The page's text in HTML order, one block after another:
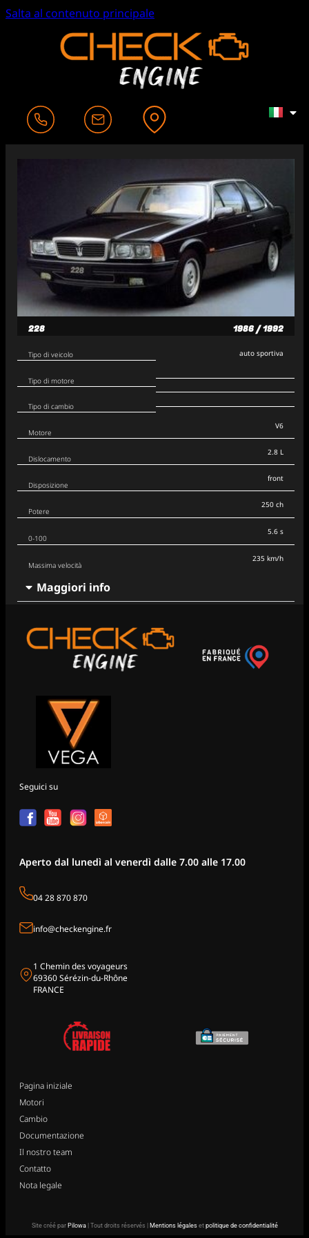
Salta al contenuto principale
228 1986 / 1992
Tipo di veicolo
Tipo di motore
Tipo di cambio
auto sportiva
Motore
Dislocamento
Disposizione
V6
2.8 L
front
Potere
0-100
Massima velocità
250 ch
5.6 s
235 km/h
Maggiori info
Seguici su
Aperto dal lunedì al venerdì dalle 7.00 alle 17.00
04 28 870 870
info@checkengine.fr
1 Chemin des voyageurs
69360 Sérézin-du-Rhône
FRANCE
Pagina iniziale
Motori
Cambio
Documentazione
Il nostro team
Contatto
Nota legale
Site créé par Pilowa| Tout droits réservés | Mentions légaleset politique de confidentialité